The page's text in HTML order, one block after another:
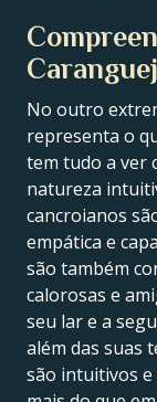
No outro
representa o
tem tudo a ver
natureza
cancroianos
empática e
são também
calorosas e
seu lar e a
além das suas
são intuitivos e